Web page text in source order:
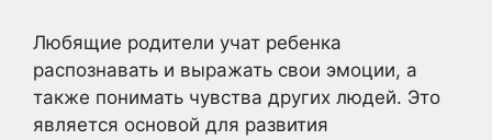
Любящие родители учат ребенка
распознавать и выражать свои эмоции, а
также понимать чувства других людей. Это
является основой для развития